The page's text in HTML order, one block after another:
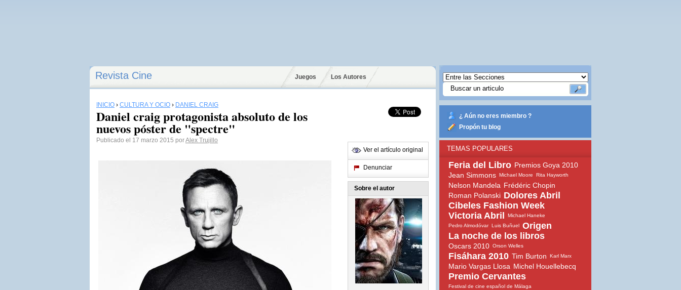
Revista Cine Juegos Los Autores
INICIO › CULTURA Y OCIO › DANIEL CRAIG
Daniel craig protagonista absoluto de los
nuevos póster de "spectre"
Publicado el 17 marzo 2015 porAlex Trujillo
Ver el artículo original
Denunciar
Sobre el autor
¿ Aún no eres miembro ?
Propón tu blog
TEMAS POPULARES
Feria del Libro Premios Goya 2010
Jean Simmons Michael Moore Rita Hayworth
Nelson Mandela Frédéric Chopin
Roman Polanski Dolores Abril
Cibeles Fashion Week
Victoria Abril
Michael Haneke
Pedro Almodóvar Luis Buñuel Origen
La noche de los libros
Oscars 2010 Orson Welles
Fisáhara 2010 Tim Burton Karl Marx
Mario Vargas Llosa Michel Houellebecq
Premio Cervantes
Festival de cine español de Málaga